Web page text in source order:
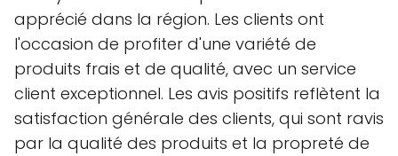
apprécié dans la région. Les clients ont
l'occasion de profiter d'une variété de
produits frais et de qualité, avec un service
client exceptionnel. Les avis positifs reflètent la
satisfaction générale des clients, qui sont ravis
par la qualité des produits et la propreté de